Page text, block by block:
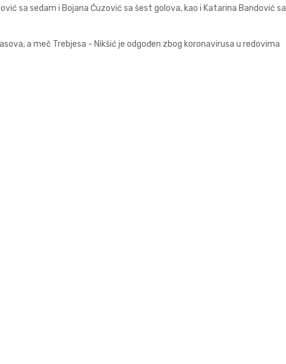
sa sedam i Bojana Ćuzović sa šest golova, kao i Katarina Bandović sa
a meč Trebjesa - Nikšić je odgođen zbog koronavirusa u redovima